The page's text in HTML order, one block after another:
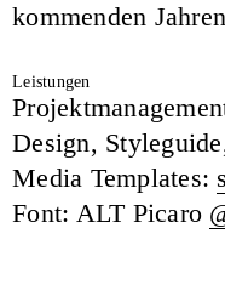
kommenden
Leistungen
Design,
Media Templates:
Font: ALT Picaro